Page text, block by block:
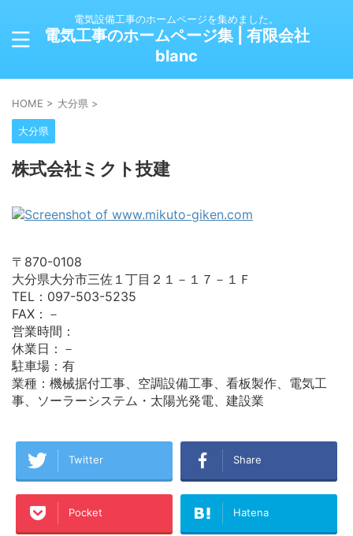
電気設備工事のホームページを集めました。
電気工事のホームページ集 | 有限会社
blanc
HOME > 大分県 >
大分県
株式会社ミクト技建
〒870-0108
大分県大分市三佐１丁目２１－１７－１Ｆ
TEL：097-503-5235
FAX：－
営業時間：
休業日：－
駐車場：有
業種：機械据付工事、空調設備工事、看板製作、電気工
事、ソーラーシステム・太陽光発電、建設業
Twitter Share
Pocket Hatena